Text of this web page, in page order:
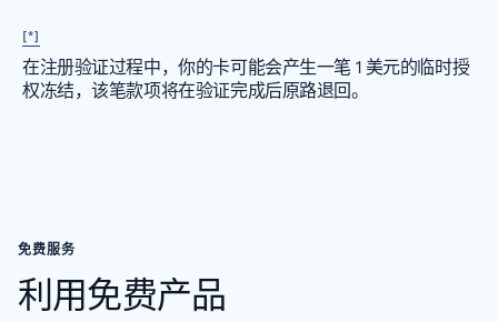
[*]
在注册验证过程中，你的卡可能会产生一笔 1 美元的临时授
权冻结，该笔款项将在验证完成后原路退回。
免费服务
利用免费产品